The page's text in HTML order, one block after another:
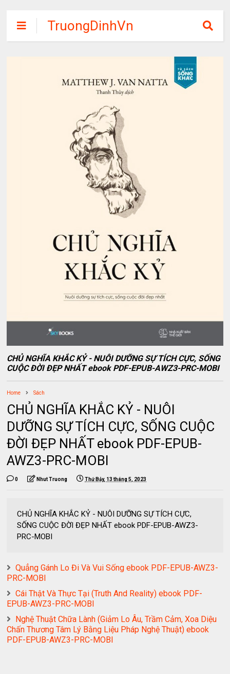
TruongDinhVn
Chia sẽ ebook,
tập miễn phí
CHỦ NGHĨA KHẮC KỶ - NUÔI DƯỠNG SỰ TÍCH CỰC, SỐNG
CUỘC ĐỜI ĐẸP NHẤT ebook PDF-EPUB-AWZ3-PRC-MOBI
Home Sách
CHỦ NGHĨA KHẮC KỶ - NUÔI
DƯỠNG SỰ TÍCH CỰC, SỐNG CUỘC
ĐỜI ĐẸP NHẤT ebook PDF-EPUB-
AWZ3-PRC-MOBI
0 Nhut Truong Thứ Bảy, 13 tháng 5, 2023
CHỦ NGHĨA KHẮC KỶ - NUÔI DƯỠNG SỰ TÍCH CỰC,
SỐNG CUỘC ĐỜI ĐẸP NHẤT ebook PDF-EPUB-AWZ3-
PRC-MOBI
Quẳng Gánh Lo Đi Và Vui Sống ebook PDF-EPUB-AWZ3-
PRC-MOBI
Cái Thật Và Thực Tại (Truth And Reality) ebook PDF-
EPUB-AWZ3-PRC-MOBI
Nghệ Thuật Chữa Lành (Giảm Lo Âu, Trầm Cảm, Xoa Diệu
Chấn Thương Tâm Lý Bằng Liệu Pháp Nghệ Thuật) ebook
PDF-EPUB-AWZ3-PRC-MOBI